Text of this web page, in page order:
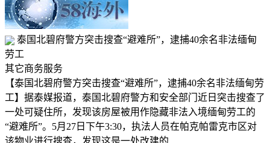
泰国北碧府警方突击搜查“避难所”，逮捕40余名非法缅甸
劳工
其它商务服务
【泰国北碧府警方突击搜查“避难所”，逮捕40余名非法缅甸劳
工】据泰媒报道，泰国北碧府警方和安全部门近日突击搜查了
一处可疑住所，发现该房屋被用作隐藏非法入境缅甸劳工的
“避难所”。5月27日下午3:30，执法人员在帕克帕雷克市区对
该物业进行搜查，发现这是一处改建的